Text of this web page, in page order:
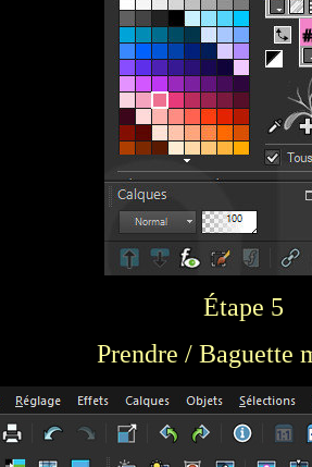
Étape 5
Prendre / Baguette